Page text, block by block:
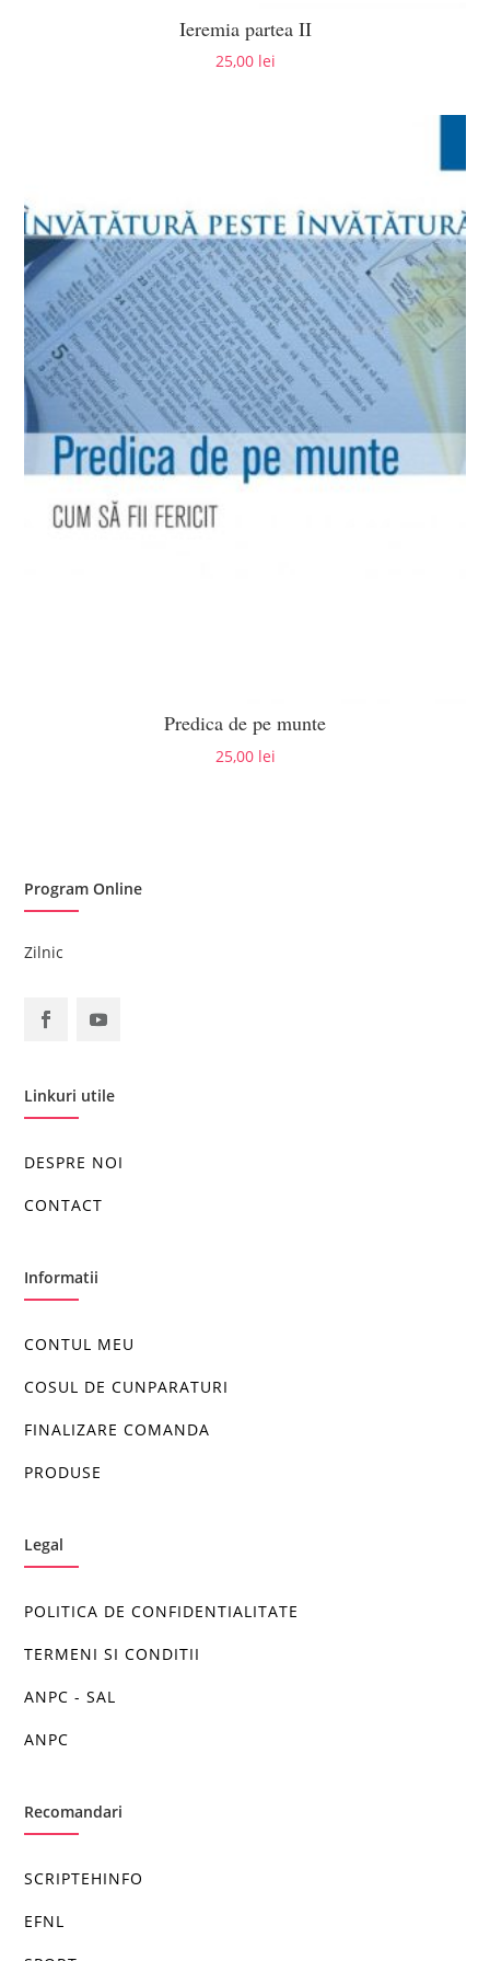
Ieremia partea II
25,00 lei
Predica de pe munte
25,00 lei
Program Online
Zilnic
Linkuri utile
DESPRE NOI
CONTACT
Informatii
CONTUL MEU
COSUL DE CUNPARATURI
FINALIZARE COMANDA
PRODUSE
Legal
POLITICA DE CONFIDENTIALITATE
TERMENI SI CONDITII
ANPC - SAL
ANPC
Recomandari
SCRIPTEHINFO
EFNL